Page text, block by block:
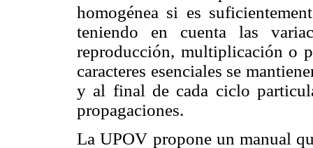
homogénea si es
teniendo en cuenta las
reproducción, multiplicación o
caracteres esenciales se
y al final de cada ciclo
propagaciones.
La UPOV propone un manual